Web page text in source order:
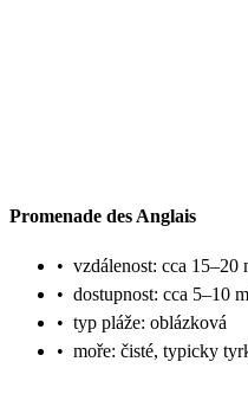
Promenade des Anglais
• vzdálenost: cca 15–20
• dostupnost: cca 5–10
• typ pláže: oblázková
• moře: čisté, typicky